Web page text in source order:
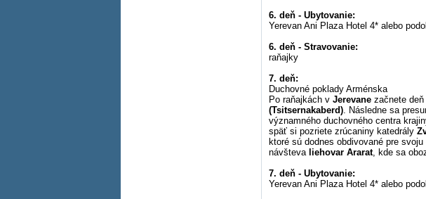
6. deň - Ubytovanie:
Yerevan Ani Plaza Hotel 4* alebo
6. deň - Stravovanie:
raňajky
7. deň:
Duchovné poklady Arménska
Po raňajkách v Jerevane začnete
(Tsitsernakaberd). Následne sa
významného duchovného centra
späť si pozriete zrúcaniny katedrály
ktoré sú dodnes obdivované pre
návšteva liehovar Ararat, kde sa
7. deň - Ubytovanie:
Yerevan Ani Plaza Hotel 4* alebo